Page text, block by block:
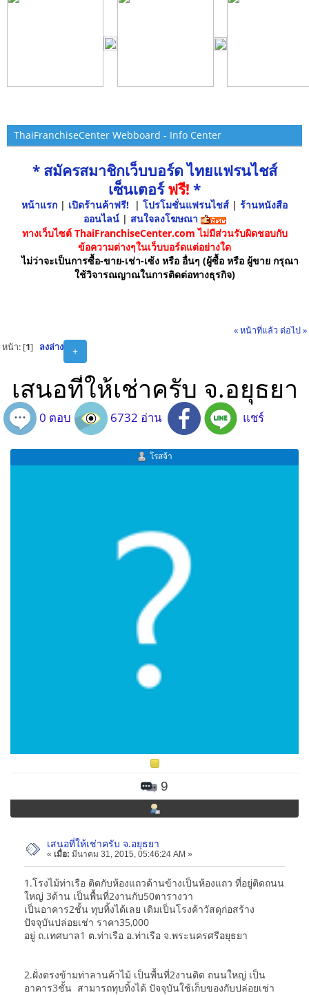
ThaiFranchiseCenter Webboard - Info Center
* สมัครสมาชิกเว็บบอร์ด ไทยแฟรนไชส์
เซ็นเตอร์ฟรี! *
หน้าแรก | เปิดร้านค้าฟรี! | โปรโมชั่นแฟรนไชส์ | ร้านหนังสือ
ออนไลน์ | สนใจลงโฆษณา
ทางเว็บไซต์ ThaiFranchiseCenter.com ไม่มีส่วนรับผิดชอบกับ
ข้อความต่างๆในเว็บบอร์ดแต่อย่างใด
ไม่ว่าจะเป็นการซื้อ-ขาย-เช่า-เซ้ง หรือ อื่นๆ (ผู้ซื้อ หรือ ผู้ขาย กรุณา
ใช้วิจารณญาณในการติดต่อทางธุรกิจ)
« หน้าที่แล้ว ต่อไป »
+
หน้า: [1] ลงล่าง
เสนอที่ให้เช่าครับ จ.อยุธยา
0 ตอบ 6732 อ่าน แชร์
โรสจ้า
9
เสนอที่ให้เช่าครับ จ.อยุธยา
« เมื่อ: มีนาคม 31, 2015, 05:46:24 AM »
1.โรงไม้ท่าเรือ ติดกับห้องแถวด้านข้างเป็นห้องแถว ที่อยู่ติดถนน
ใหญ่ 3ด้าน เป็นพื้นที่2งานกับ50ตารางวา
เป็นอาคาร2ชั้น ทุบทิ้งได้เลย เดิมเป็นโรงค้าวัสดุก่อสร้าง
ปัจจุบันปล่อยเช่า ราคา35,000
อยู่ ถ.เทศบาล1 ต.ท่าเรือ อ.ท่าเรือ จ.พระนครศรีอยุธยา
2.ฝั่งตรงข้ามท่าลานค้าไม้ เป็นพื้นที่2งานติด ถนนใหญ่ เป็น
อาคาร3ชั้น สามารถทุบทิ้งได้ ปัจจุบันใช้เก็บของกับปล่อยเช่า